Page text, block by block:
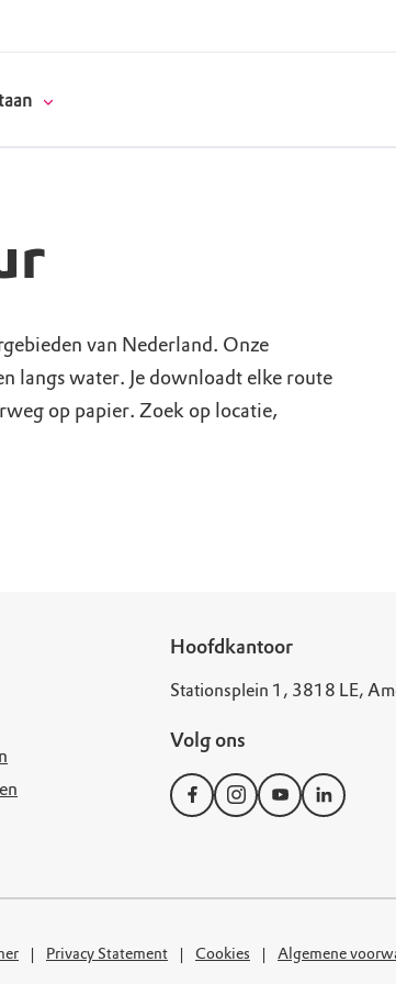
van Nederland. Onze
langs water. Je downloadt elke route
op papier. Zoek op locatie,
Hoofdkantoor
Stationsplein 1, 3818 LE,
Volg ons
Privacy Statement Cookies Algemene